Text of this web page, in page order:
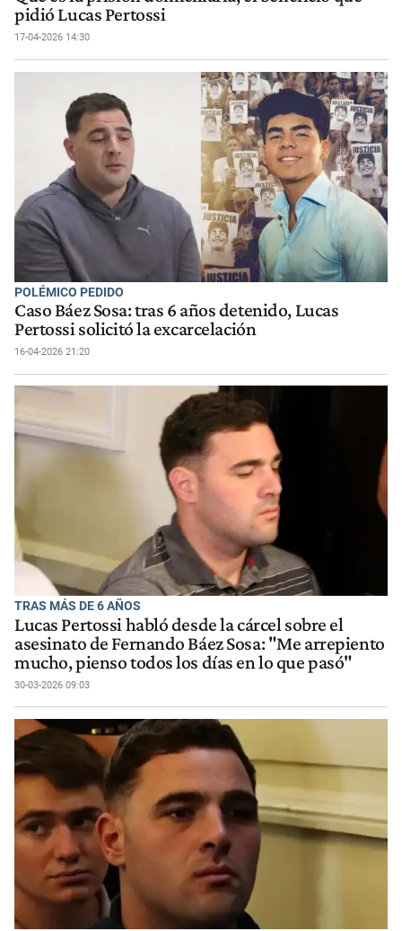
pidió Lucas Pertossi
17-04-2026 14:30
POLÉMICO PEDIDO
Caso Báez Sosa: tras 6 años detenido, Lucas
Pertossi solicitó la excarcelación
16-04-2026 21:20
TRAS MÁS DE 6 AÑOS
Lucas Pertossi habló desde la cárcel sobre el
asesinato de Fernando Báez Sosa: "Me arrepiento
mucho, pienso todos los días en lo que pasó"
30-03-2026 09:03